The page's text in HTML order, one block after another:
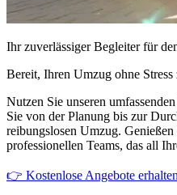
Ihr zuverlässiger Begleiter für
Bereit, Ihren Umzug ohne Stress
Nutzen Sie unseren
Sie von der Planung bis zur
reibungslosen Umzug.
professionellen Teams, das all
👉 Kostenlose Angebote